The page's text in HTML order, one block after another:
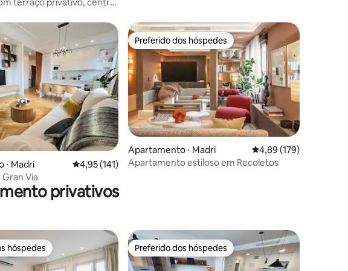
de 5, 75 avaliações
⋅ Madri 4,95 de uma avaliação média de 5, 141 avaliações
4,95 (141)
Via
Preferido dos hóspedes
Preferido dos hóspedes
Apartamento ⋅ Madri 4,89 de uma avaliação
4,89 (179)
Apartamento estiloso em Recoletos
privativos
hóspedes
hóspedes Preferido dos hóspedes
Preferido dos hóspedes